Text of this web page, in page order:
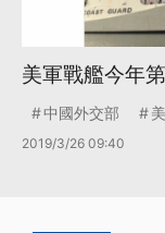
美軍戰艦今年
中國外交部
2019/3/26 09:40